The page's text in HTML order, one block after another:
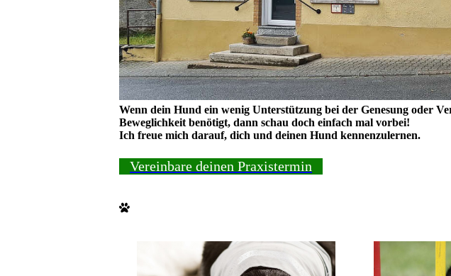
Wenn dein Hund ein wenig Unterstützung bei der Genesung oder
Beweglichkeit benötigt, dann schau doch einfach mal vorbei!
Ich freue mich darauf, dich und deinen Hund kennenzulernen.
Vereinbare deinen Praxistermin